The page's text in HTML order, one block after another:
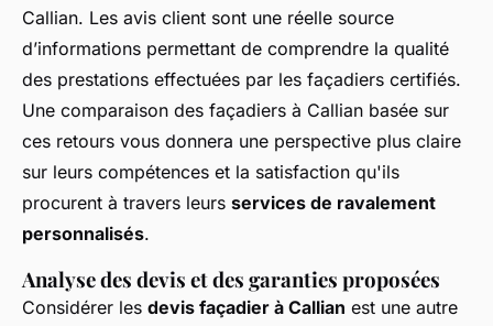
Callian. Les avis client sont une réelle source
d’informations permettant de comprendre la qualité
des prestations effectuées par les façadiers certifiés.
Une comparaison des façadiers à Callian basée sur
ces retours vous donnera une perspective plus claire
sur leurs compétences et la satisfaction qu'ils
procurent à travers leurs services de ravalement
personnalisés.
Analyse des devis et des garanties proposées
Considérer les devis façadier à Callian est une autre